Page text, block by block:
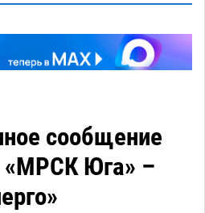
сообщение
Юга» –